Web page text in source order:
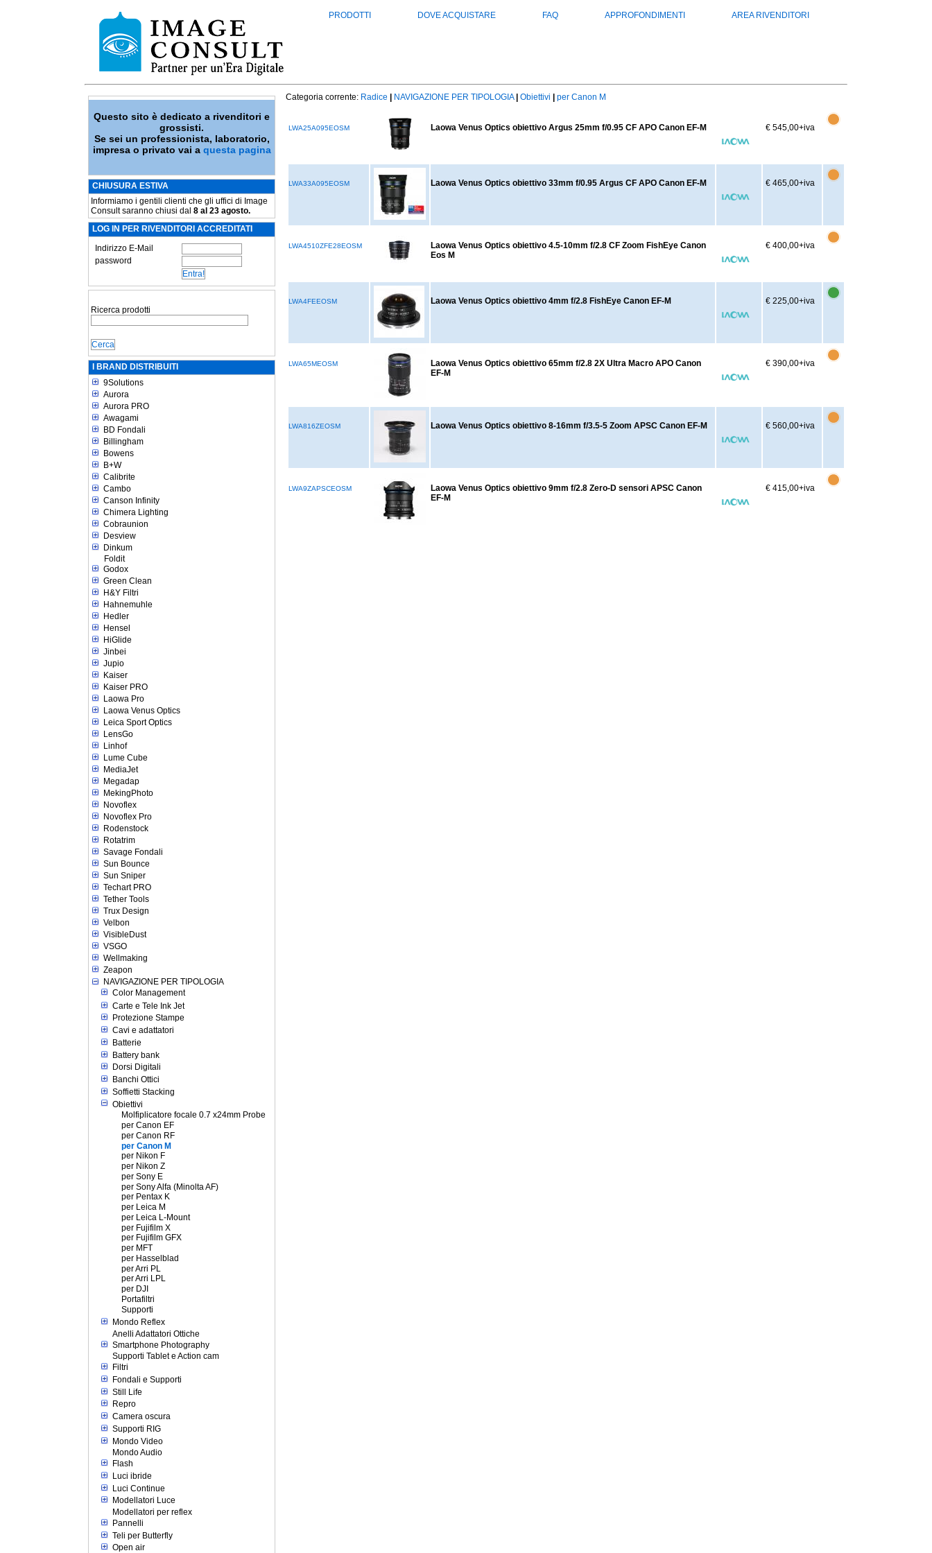
PRODOTTI DOVE ACQUISTARE FAQ APPROFONDIMENTI AREA RIVENDITORI
Questo sito è dedicato a rivenditori e
grossisti.
Se sei un professionista, laboratorio,
impresa o privato vai a questa pagina
CHIUSURA ESTIVA
Informiamo i gentili clienti che gli uffici di Image
Consult saranno chiusi dal 8 al 23 agosto.
LOG IN PER RIVENDITORI ACCREDITATI
Indirizzo E-Mail
password
Ricerca prodotti
I BRAND DISTRIBUITI
9Solutions
Aurora
Aurora PRO
Awagami
BD Fondali
Billingham
Bowens
B+W
Calibrite
Cambo
Canson Infinity
Chimera Lighting
Cobraunion
Desview
Dinkum
Foldit
Godox
Green Clean
H&Y Filtri
Hahnemuhle
Hedler
Hensel
HiGlide
Jinbei
Jupio
Kaiser
Kaiser PRO
Laowa Pro
Laowa Venus Optics
Leica Sport Optics
LensGo
Linhof
Lume Cube
MediaJet
Megadap
MekingPhoto
Novoflex
Novoflex Pro
Rodenstock
Rotatrim
Savage Fondali
Sun Bounce
Sun Sniper
Techart PRO
Tether Tools
Trux Design
Velbon
VisibleDust
VSGO
Wellmaking
Zeapon
NAVIGAZIONE PER TIPOLOGIA
Color Management
Carte e Tele Ink Jet
Protezione Stampe
Cavi e adattatori
Batterie
Battery bank
Dorsi Digitali
Banchi Ottici
Soffietti Stacking
Obiettivi
Molfiplicatore focale 0.7 x24mm Probe
per Canon EF
per Canon RF
per Canon M
per Nikon F
per Nikon Z
per Sony E
per Sony Alfa (Minolta AF)
per Pentax K
per Leica M
per Leica L-Mount
per Fujifilm X
per Fujifilm GFX
per MFT
per Hasselblad
per Arri PL
per Arri LPL
per DJI
Portafiltri
Supporti
Mondo Reflex
Anelli Adattatori Ottiche
Smartphone Photography
Supporti Tablet e Action cam
Filtri
Fondali e Supporti
Still Life
Repro
Camera oscura
Supporti RIG
Mondo Video
Mondo Audio
Flash
Luci ibride
Luci Continue
Modellatori Luce
Modellatori per reflex
Pannelli
Teli per Butterfly
Open air
Categoria corrente: Radice NAVIGAZIONE PER TIPOLOGIA Obiettivi per Canon M
LWA25A095EOSM Laowa Venus Optics obiettivo Argus 25mm f/0.95 CF APO Canon EF-M € 545,00+iva
LWA33A095EOSM Laowa Venus Optics obiettivo 33mm f/0.95 Argus CF APO Canon EF-M € 465,00+iva
LWA4510ZFE28EOSM
Laowa Venus Optics obiettivo 4.5-10mm f/2.8 CF Zoom FishEye Canon
Eos M
€ 400,00+iva
LWA4FEEOSM Laowa Venus Optics obiettivo 4mm f/2.8 FishEye Canon EF-M € 225,00+iva
LWA65MEOSM
Laowa Venus Optics obiettivo 65mm f/2.8 2X Ultra Macro APO Canon
EF-M
€ 390,00+iva
LWA816ZEOSM Laowa Venus Optics obiettivo 8-16mm f/3.5-5 Zoom APSC Canon EF-M € 560,00+iva
LWA9ZAPSCEOSM
Laowa Venus Optics obiettivo 9mm f/2.8 Zero-D sensori APSC Canon
EF-M
€ 415,00+iva